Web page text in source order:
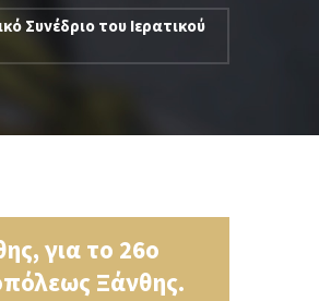
Συνέδριο του Ιερατικού
για το 26ο
Ξάνθης.